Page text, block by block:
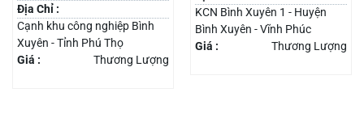
Địa Chỉ :
Cạnh khu công nghiệp Bình
Xuyên - Tỉnh Phú Thọ
Giá :
Thương Lượng
KCN Bình Xuyên 1 - Huyện
Bình Xuyên - Vĩnh Phúc
Giá :
Thương Lượng